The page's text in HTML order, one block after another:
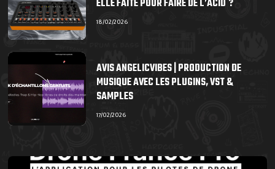
ELLE FAITE POUR FAIRE DE L’ACID ?
18/02/2026
AVIS ANGELICVIBES | PRODUCTION DE
MUSIQUE AVEC LES PLUGINS, VST &
SAMPLES
17/02/2026